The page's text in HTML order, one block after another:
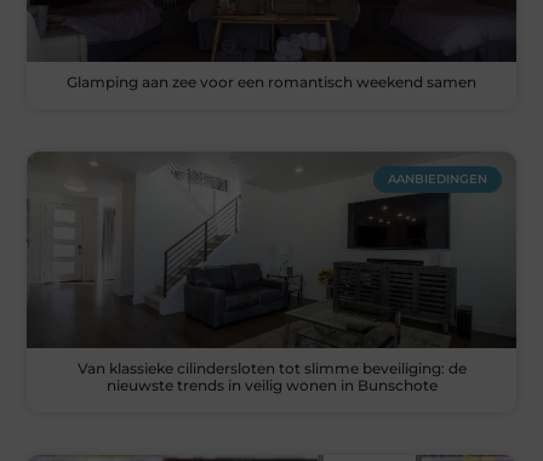
Glamping aan zee voor een romantisch weekend samen
AANBIEDINGEN
Van klassieke cilindersloten tot slimme beveiliging: de
nieuwste trends in veilig wonen in Bunschote